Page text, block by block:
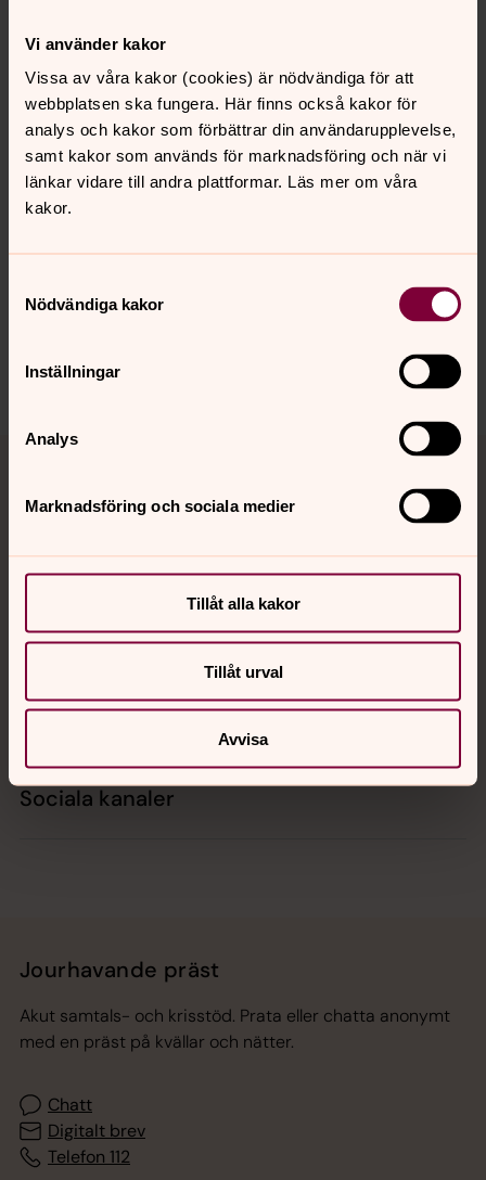
Vi använder kakor
Vissa av våra kakor (cookies) är nödvändiga för att
webbplatsen ska fungera. Här finns också kakor för
analys och kakor som förbättrar din användarupplevelse,
samt kakor som används för marknadsföring och när vi
länkar vidare till andra plattformar. Läs mer om våra
kakor.
Nödvändiga kakor
Inställningar
Analys
Marknadsföring och sociala medier
Tillåt alla kakor
Tillåt urval
Avvisa
Senast ändrad 19 juni 2019
innehåll?
harnosand.stift@svenskakyrkan.se
Tillbaka till toppen
Tillbaka till innehållet
Kontakt
Kalender
Hitta snabbt
Sociala kanaler
Jourhavande präst
Akut samtals- och krisstöd. Prata eller chatta anonymt
med en präst på kvällar och nätter.
Chatt
Digitalt brev
Telefon 112